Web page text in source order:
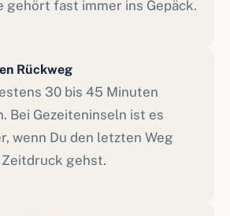
gehört fast immer ins Gepäck.
Rückweg
30 bis 45 Minuten
Bei Gezeiteninseln ist es
wenn Du den letzten Weg
gehst.